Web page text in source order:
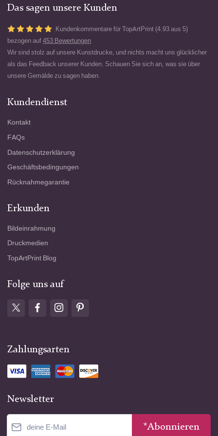
spiegeln. Rubens war zwar nicht der erste,
widmete - denken wir nur an die
venezianischen Meister der Renaissance -,
aber keiner vor ihm und nur wenige nach
ihm haben versucht und geschafft, die Frau
so überzeugend in der Ausstrahlung ihrer
Die Farben leuchten wie von innen heraus:
Schwülstigkeit den satten Farbton der
bringt. Es ist bezeichnend für den Spätstil
des Meisters, dass die immer imposanter
Gestaltung der Komposition und der Figuren
Das sagen unsere Kunden
Kundenkommentare für TopArtPrint (4.93 aus 5)
bezogen auf 453 Bewertungen
Wir sind stolz auf unsere Kunstdrucke, und nichts macht uns glücklicher
als das Feedback unserer Kunden. Schauen Sie sich an, was sie über
unsere Gemälde zu sagen haben.
Kundendienst
Kontakt
FAQs
Datenschutzerklärung
Geschäftsbedingungen
Rücknahmegarantie
Erkunden
Bildeinrahmung
Druckmedien
TopArtPrint Blog
Folge uns auf
Zahlungsarten
Newsletter
*Abonnieren